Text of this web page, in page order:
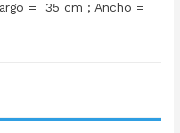
= 35 cm ; Ancho =